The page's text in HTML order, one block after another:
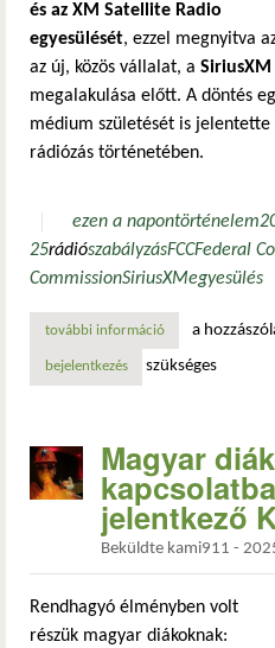
és az XM Satellite Radio
egyesülését, ezzel megnyitva
az új, közös vállalat, a SiriusXM
megalakulása előtt. A döntés
médium születését is
rádiózás történetében.
ezen a napontörténelem
25rádiószabályzásFCCFederal
CommissionSiriusXMegyesülés
további információjóváhagyják a
a
bejelentkezés szükséges
Magyar
jelentkező
Beküldte kami911 -
Rendhagyó élményben volt
részük magyar diákoknak: